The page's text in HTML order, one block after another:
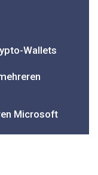
Wallets
Microsoft